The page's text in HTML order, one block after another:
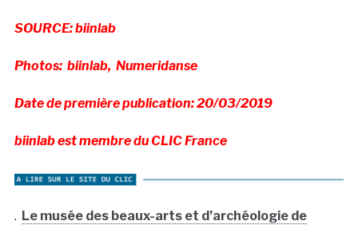
SOURCE: biinlab
Photos: biinlab, Numeridanse
Date de première publication: 20/03/2019
biinlab est membre du CLIC France
. Le musée des beaux-arts et d’archéologie de